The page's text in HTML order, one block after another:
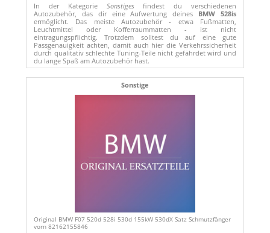
In der Kategorie Sonstigesfindest du verschiedenen
Autozubehör, das dir eine Aufwertung deines BMW 528is
ermöglicht. Das meiste Autozubehör - etwa Fußmatten,
Leuchtmittel oder Kofferraummatten - ist nicht
eintragungspflichtig. Trotzdem solltest du auf eine gute
Passgenauigkeit achten, damit auch hier die Verkehrssicherheit
durch qualitativ schlechte Tuning-Teile nicht gefährdet wird und
du lange Spaß am Autozubehör hast.
Sonstige
Original BMW F07 520d 528i 530d 155kW 530dX Satz Schmutzfänger
vorn 82162155846